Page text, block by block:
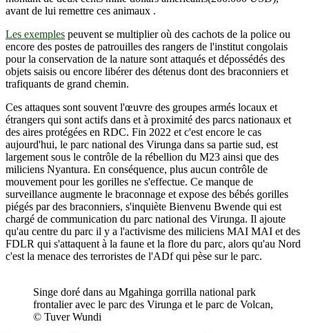
avant de lui remettre ces animaux .
Les exemples peuvent se multiplier où des cachots de la police ou
encore des postes de patrouilles des rangers de l'institut congolais
pour la conservation de la nature sont attaqués et dépossédés des
objets saisis ou encore libérer des détenus dont des braconniers et
trafiquants de grand chemin.
Ces attaques sont souvent l'œuvre des groupes armés locaux et
étrangers qui sont actifs dans et à proximité des parcs nationaux et
des aires protégées en RDC. Fin 2022 et c'est encore le cas
aujourd'hui, le parc national des Virunga dans sa partie sud, est
largement sous le contrôle de la rébellion du M23 ainsi que des
miliciens Nyantura. En conséquence, plus aucun contrôle de
mouvement pour les gorilles ne s'effectue. Ce manque de
surveillance augmente le braconnage et expose des bébés gorilles
piégés par des braconniers, s'inquiète Bienvenu Bwende qui est
chargé de communication du parc national des Virunga. Il ajoute
qu'au centre du parc il y a l'activisme des miliciens MAI MAI et des
FDLR qui s'attaquent à la faune et la flore du parc, alors qu'au Nord
c'est la menace des terroristes de l'ADf qui pèse sur le parc.
Singe doré dans au Mgahinga gorrilla national park
frontalier avec le parc des Virunga et le parc de Volcan,
© Tuver Wundi